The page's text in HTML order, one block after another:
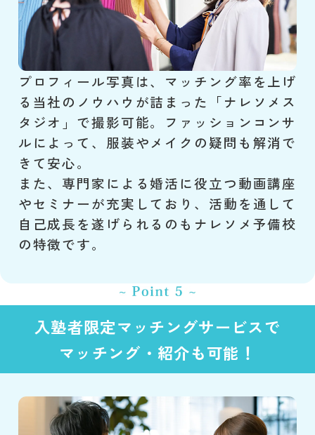
プロフィール写真は、マッチング率を上げ
る当社のノウハウが詰まった「ナレソメス
タジオ」で撮影可能。ファッションコンサ
ルによって、服装やメイクの疑問も解消で
きて安心。
また、専門家による婚活に役立つ動画講座
やセミナーが充実しており、活動を通して
自己成長を遂げられるのもナレソメ予備校
の特徴です。
入塾者限定マッチングサービスで
マッチング・紹介も可能！